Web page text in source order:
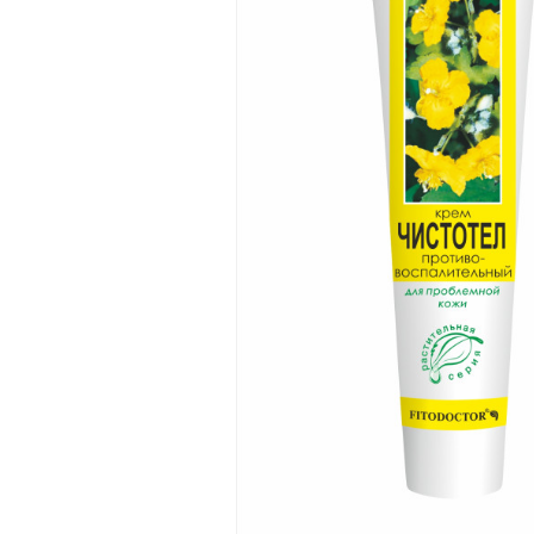
Крупы
Соусы
Консервация
Восточная
Снеки и
Пищевые
ингредиенты
Мука и
Подарочные
наборы